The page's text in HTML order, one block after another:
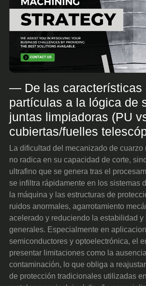
— De las características
partículas a la lógica de
juntas limpiadoras (PU
cubiertas/fuelles
La dificultad del mecanizado de cuarzo
no radica en su capacidad de corte,
ultrafino que se genera tras el
se infiltra rápidamente en los sistemas
la máquina y las estructuras de
ruidos anormales, agarrotamiento
acelerado y reduciendo la estabilidad
generales. Especialmente en
semiconductores y optoelectrónica, el
presentar limitaciones como la
contaminación, lo que obliga a
de protección tradicionales utilizadas